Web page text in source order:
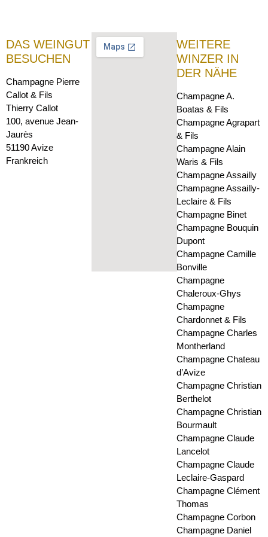
DAS WEINGUT
BESUCHEN
Champagne Pierre
Callot & Fils
Thierry Callot
100, avenue Jean-
Jaurès
51190 Avize
Frankreich
WEITERE
WINZER IN
DER NÄHE
Champagne A.
Boatas & Fils
Champagne Agrapart
& Fils
Champagne Alain
Waris & Fils
Champagne Assailly
Champagne Assailly-
Leclaire & Fils
Champagne Binet
Champagne Bouquin
Dupont
Champagne Camille
Bonville
Champagne
Chaleroux-Ghys
Champagne
Chardonnet & Fils
Champagne Charles
Montherland
Champagne Chateau
d’Avize
Champagne Christian
Berthelot
Champagne Christian
Bourmault
Champagne Claude
Lancelot
Champagne Claude
Leclaire-Gaspard
Champagne Clément
Thomas
Champagne Corbon
Champagne Daniel